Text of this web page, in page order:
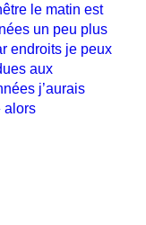
le matin est
un peu plus
endroits je peux
aux
j’aurais
alors